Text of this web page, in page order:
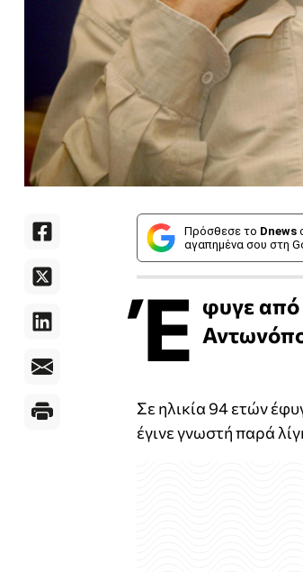
Πρόσθεσε το Dnews
αγαπημένα σου στη
Έ φυγε από
Σε ηλικία 94 ετών
έγινε γνωστή παρά